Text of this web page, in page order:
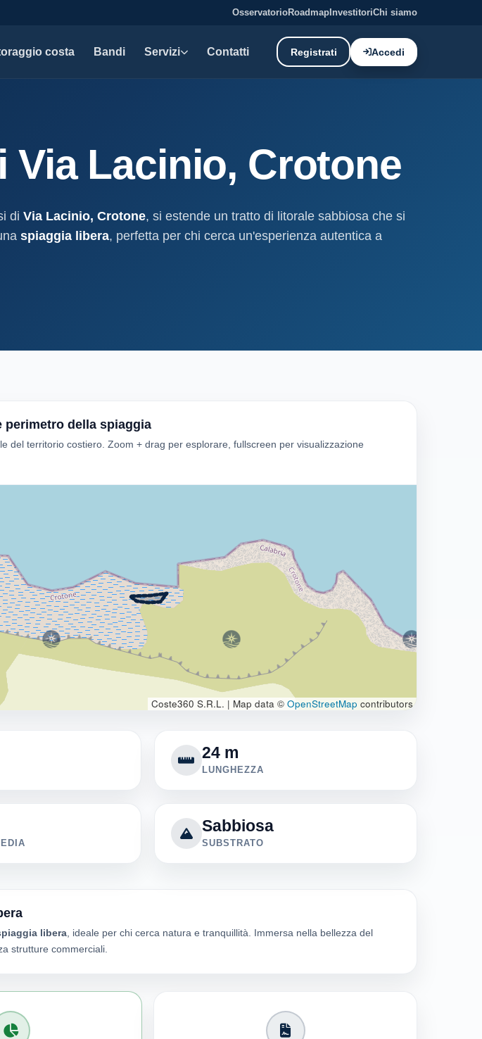
OsservatorioRoadmap InvestitoriChi siamo
costa Bandi Servizi
legali e PA.
geologiche per il
Atti, soggetti e canoni del demanio
marittimo.
Concessioni balneari
Spiagge
Litorale italiano: dati tecnici e meteo.
Contatti Registrati Accedi
Lacinio, Crotone
di Via Lacinio, Crotone, si estende un tratto di litorale sabbiosa che si
spiaggia libera, perfetta per chi cerca un'esperienza autentica a
perimetro della spiaggia
del territorio costiero. Zoom + drag per esplorare, fullscreen per visualizzazione
Coste360 S.R.L. | Map data © OpenStreetMap contributors
24 m
LUNGHEZZA
Sabbiosa
SUBSTRATO
libera, ideale per chi cerca natura e tranquillità. Immersa nella bellezza del
strutture commerciali.